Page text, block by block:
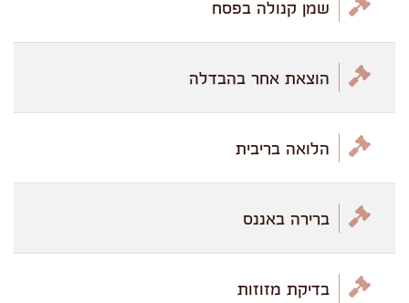
שמן קנולה בפסח
הוצאת אחר בהבדלה
הלואה בריבית
ברירה באננס
בדיקת מזוזות